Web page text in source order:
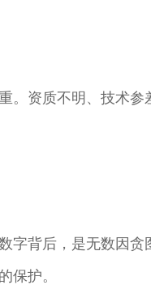
。资质不明、技术参
字背后，是无数因贪
保护。